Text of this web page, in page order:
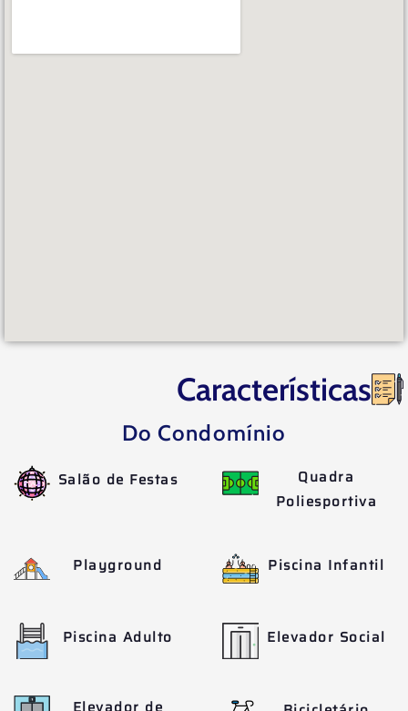
Características
Do Condomínio
Salão de Festas
Quadra
Poliesportiva
Playground Piscina Infantil
Piscina Adulto Elevador Social